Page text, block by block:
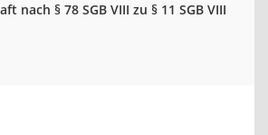
nach § 78 SGB VIII zu § 11 SGB VIII